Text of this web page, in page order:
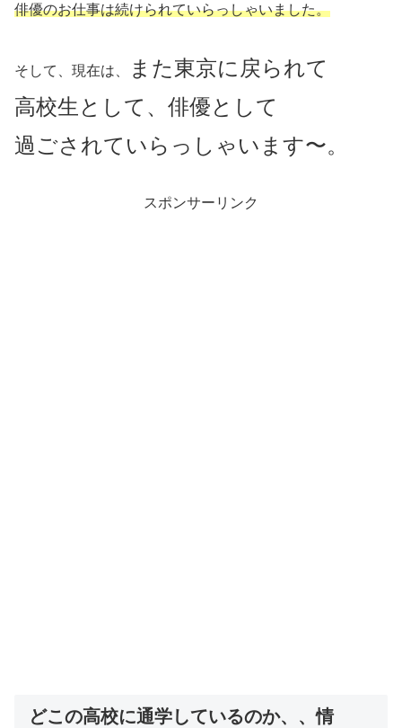
俳優のお仕事は続けられていらっしゃいました。
そして、現在は、
また東京に戻られて
高校生として、俳優として
過ごされていらっしゃいます〜。
スポンサーリンク
どこの高校に通学しているのか、、情